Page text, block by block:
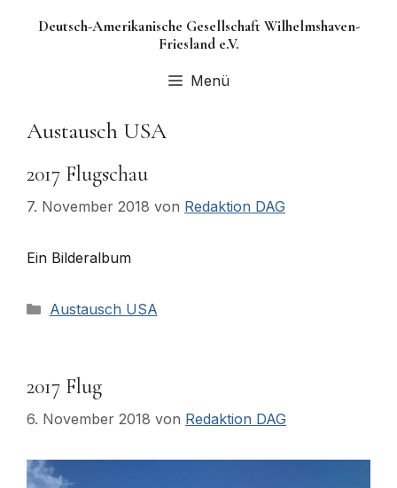
Deutsch-Amerikanische Gesellschaft Wilhelmshaven-
Friesland e.V.
Menü
Austausch USA
2017 Flugschau
7. November 2018 von Redaktion DAG
Ein Bilderalbum
Kategorien
Austausch USA
2017 Flug
6. November 2018 von Redaktion DAG